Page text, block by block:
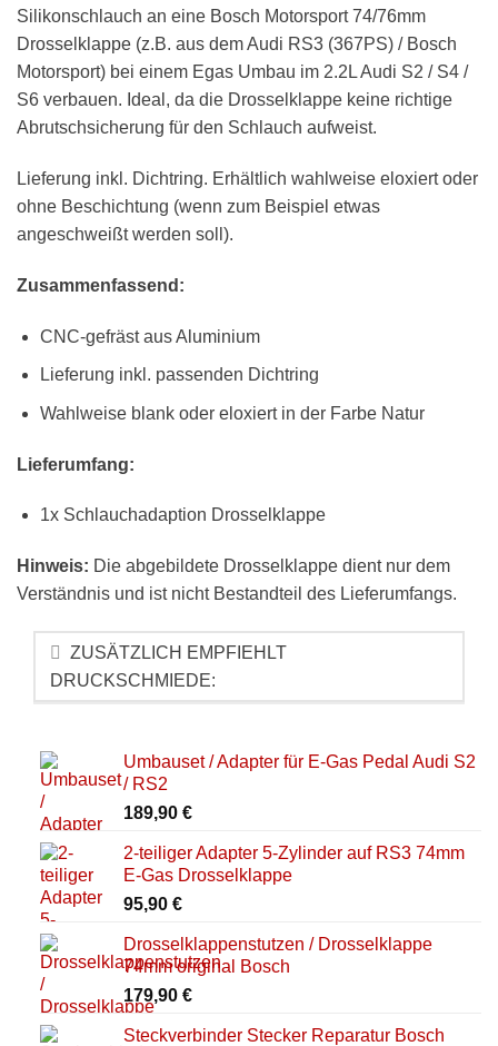
Silikonschlauch an eine Bosch Motorsport 74/76mm
Drosselklappe (z.B. aus dem Audi RS3 (367PS) / Bosch
Motorsport) bei einem Egas Umbau im 2.2L Audi S2 / S4 /
S6 verbauen. Ideal, da die Drosselklappe keine richtige
Abrutschsicherung für den Schlauch aufweist.
Lieferung inkl. Dichtring. Erhältlich wahlweise eloxiert oder
ohne Beschichtung (wenn zum Beispiel etwas
angeschweißt werden soll).
Zusammenfassend:
CNC-gefräst aus Aluminium
Lieferung inkl. passenden Dichtring
Wahlweise blank oder eloxiert in der Farbe Natur
Lieferumfang:
1x Schlauchadaption Drosselklappe
Hinweis: Die abgebildete Drosselklappe dient nur dem
Verständnis und ist nicht Bestandteil des Lieferumfangs.
ZUSÄTZLICH EMPFIEHLT
DRUCKSCHMIEDE:
Umbauset / Adapter für E-Gas Pedal Audi S2
/ RS2
189,90 €
2-teiliger Adapter 5-Zylinder auf RS3 74mm
E-Gas Drosselklappe
95,90 €
Drosselklappenstutzen / Drosselklappe
74mm original Bosch
179,90 €
Steckverbinder Stecker Reparatur Bosch